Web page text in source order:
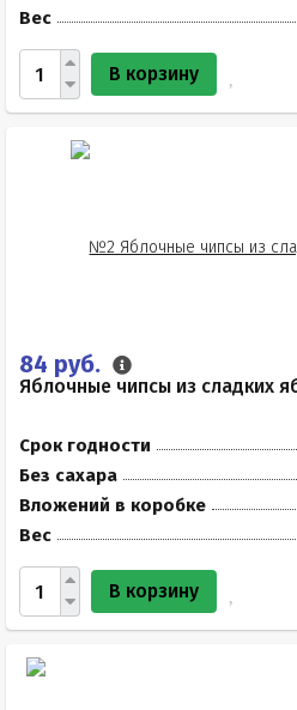
Вес
В корзину
84 руб.
Яблочные чипсы из сладких
Срок годности
Без сахара
Вложений в коробке
Вес
В корзину